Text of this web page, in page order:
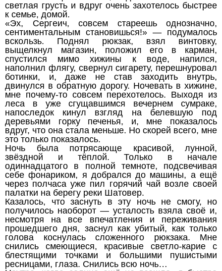
светлая грусть и вдруг очень захотелось быстрее
к семье, домой.
«Эх, Сергеич, совсем стареешь однозначно,
сентиментальным становишься!» — подумалось
вскользь. Поднял рюкзак, взял винтовку,
выщелкнул магазин, положил его в карман,
спустился мимо хижины к воде, напился,
наполнил флягу, свернул сигарету, перешнуровал
ботинки, и, даже не став заходить внутрь,
двинулся в обратную дорогу. Ночевать в хижине,
мне почему-то совсем перехотелось. Выходя из
леса в уже сгущавшимся вечернем сумраке,
напоследок кинул взгляд на белевшую под
деревьями горку печенья, и, мне показалось
вдруг, что она стала меньше. Но скорей всего, мне
это только показалось.
Ночь была потрясающе красивой, лунной,
звёздной и тёплой. Только в начале
одиннадцатого в полной темноте, подсвечивая
себе фонариком, я добрался до машины, а ещё
через полчаса уже пил горячий чай возле своей
палатки на берегу реки Шатовер.
Казалось, что заснуть в эту ночь не смогу, но
получилось наоборот — усталость взяла своё и,
несмотря на все впечатления и переживания
прошедшего дня, заснул как убитый, как только
голова коснулась сложенного рюкзака. Мне
снились смеющиеся, красивые светло-карие с
блестящими точками и большими пушистыми
ресницами, глаза. Снились всю ночь…